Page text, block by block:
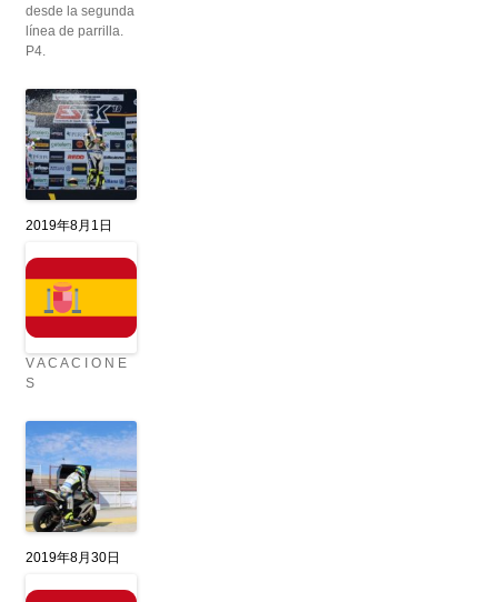
desde la segunda
línea de parrilla.
P4.
2019年8月1日
V A C A C I O N E
S
2019年8月30日